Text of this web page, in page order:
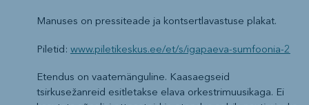
Manuses on pressiteade ja kontsertlavastuse plakat.
Piletid: www.piletikeskus.ee/et/s/igapaeva-sumfoonia-2
Etendus on vaatemänguline. Kaasaegseid
tsirkusežanreid esitletakse elava orkestrimuusikaga. Ei